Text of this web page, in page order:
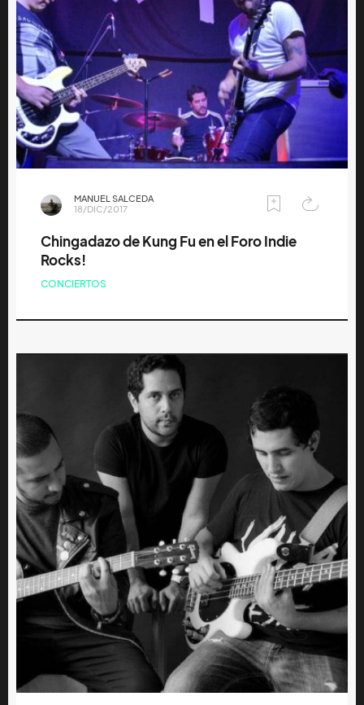
MANUEL SALCEDA
18/DIC/2017
Chingadazo de Kung Fu en el Foro Indie
Rocks!
CONCIERTOS